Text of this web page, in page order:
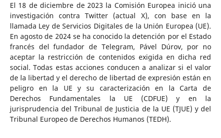
El 18 de diciembre de 2023 la Comisión Europea inició una
investigación contra Twitter (actual X), con base en la
llamada Ley de Servicios Digitales de la Unión Europea (UE).
En agosto de 2024 se ha conocido la detención por el Estado
francés del fundador de Telegram, Pável Dúrov, por no
aceptar la restricción de contenidos exigida en dicha red
social. Todas estas acciones conducen a analizar si el valor
de la libertad y el derecho de libertad de expresión están en
peligro en la UE y su caracterización en la Carta de
Derechos Fundamentales la UE (CDFUE) y en la
jurisprudencia del Tribunal de Justicia de la UE (TJUE) y del
Tribunal Europeo de Derechos Humanos (TEDH).